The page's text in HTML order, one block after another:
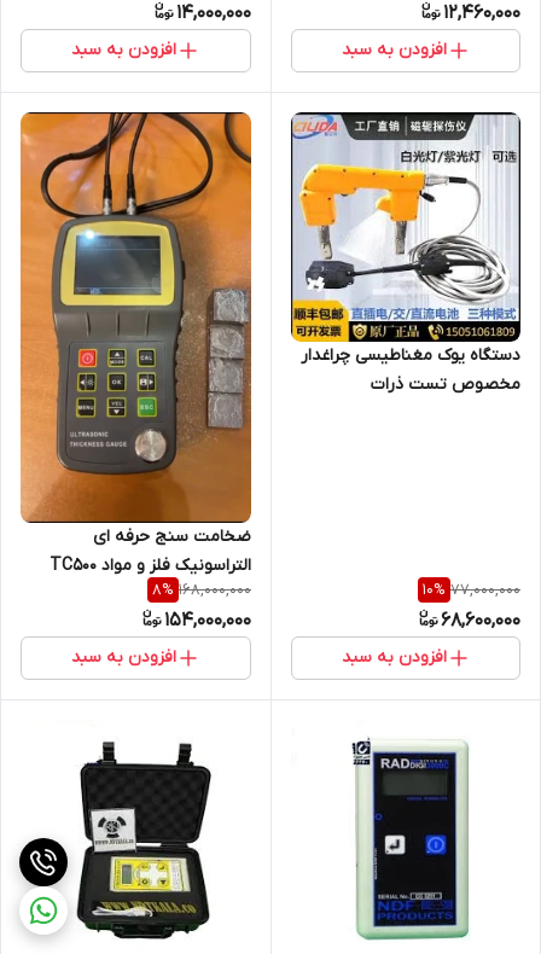
12,460,000
افزودن به سبد
روش تست جوش مایعات نافذ
14,000,000
افزودن به سبد
دستگاه یوک مغناطیسی چراغدار
مخصوص تست ذرات
77,000,000
10%
68,600,000
افزودن به سبد
ضخامت سنج حرفه ای
التراسونیک فلز و مواد TC500
با 18 ماه گارانتی و قابلیت اکو تو
168,000,000
8%
154,000,000
افزودن به سبد